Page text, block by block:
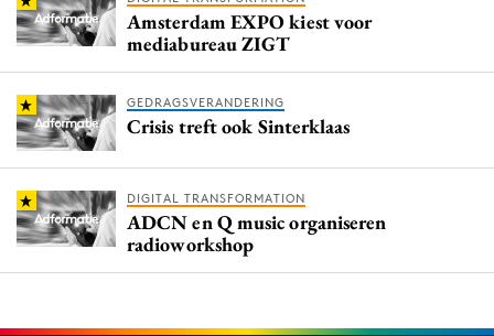
Amsterdam EXPO kiest voor
mediabureau ZIGT
GEDRAGSVERANDERING
Crisis treft ook Sinterklaas
DIGITAL TRANSFORMATION
ADCN en Q music organiseren
radioworkshop